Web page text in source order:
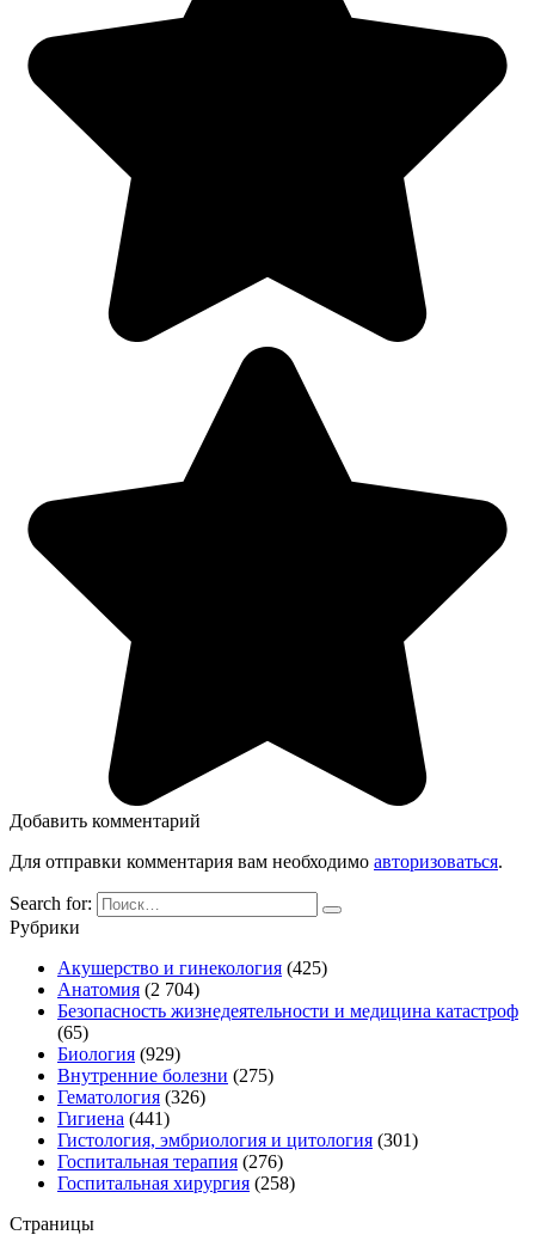
Добавить комментарий
Для отправки комментария вам необходимо авторизоваться.
Search for:
Рубрики
Акушерство и гинекология (425)
Анатомия (2 704)
Безопасность жизнедеятельности и медицина катастроф
(65)
Биология (929)
Внутренние болезни (275)
Гематология (326)
Гигиена (441)
Гистология, эмбриология и цитология (301)
Госпитальная терапия (276)
Госпитальная хирургия (258)
Страницы